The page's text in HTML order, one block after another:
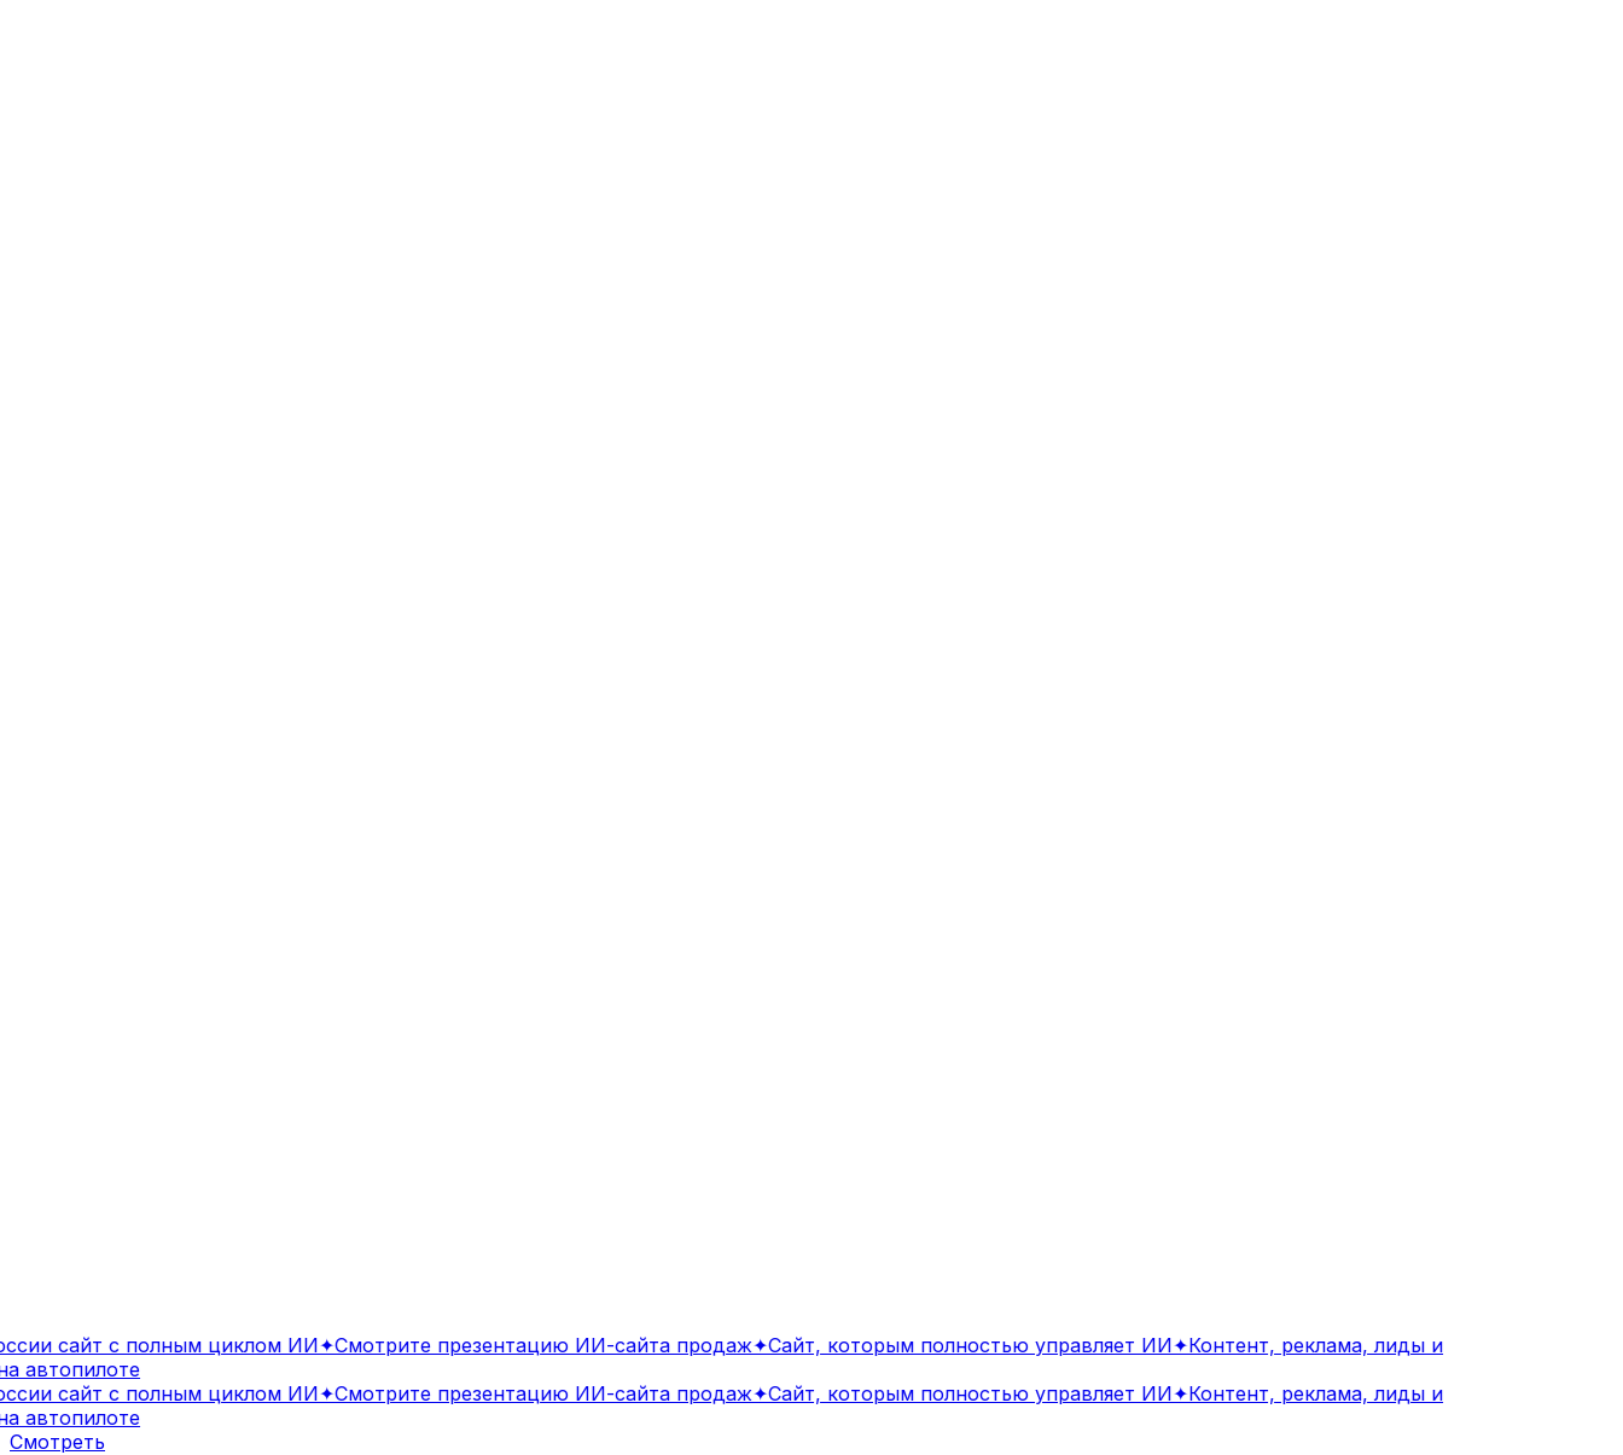
сайт с полным циклом ИИ✦Смотрите презентацию ИИ-сайта продаж✦Сайт, которым полностью управляет ИИ✦Контент, реклама, лиды и
сайт с полным циклом ИИ✦Смотрите презентацию ИИ-сайта продаж✦Сайт, которым полностью управляет ИИ✦Контент, реклама, лиды и
Смотреть